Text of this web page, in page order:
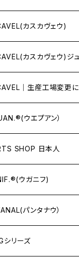
カスカヴェウ)
カスカヴェウ)ジ
｜生産工場変更に
ウエプアン）
SHOP 日本人
ウガニフ)
パンタナウ）
シリーズ